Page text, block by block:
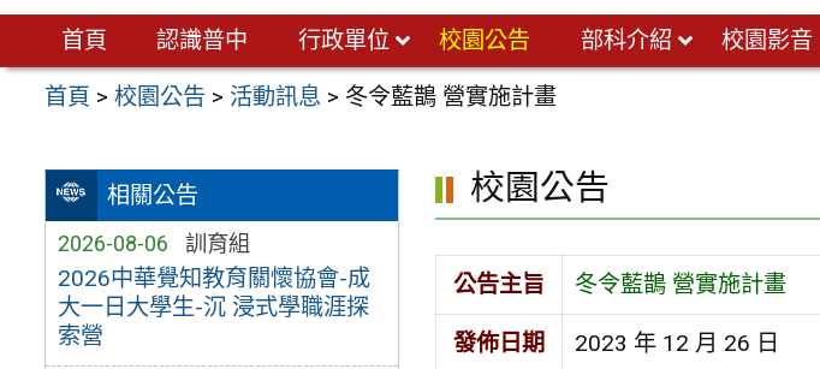
首頁 認識普中 行政單位 校園公告 部科介紹 校園影音
首頁 >校園公告 > 活動訊息 > 冬令藍鵲 營實施計畫
相關公告
2026-08-06 訓育組
2026中華覺知教育關懷協會-成
大一日大學生-沉 浸式學職涯探
索營
校園公告
公告主旨 冬令藍鵲 營實施計畫
發佈日期 2023 年 12 月 26 日